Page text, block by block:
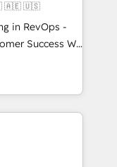
🇦🇪 🇺🇸
in RevOps -
Success We
companies
sales,
RevOps
HubSpot